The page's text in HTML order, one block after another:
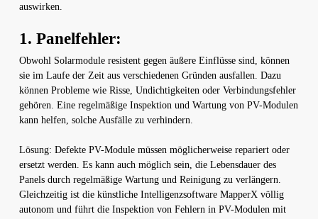
auswirken.
1. Panelfehler:
Obwohl Solarmodule resistent gegen äußere Einflüsse sind, können
sie im Laufe der Zeit aus verschiedenen Gründen ausfallen. Dazu
können Probleme wie Risse, Undichtigkeiten oder Verbindungsfehler
gehören. Eine regelmäßige Inspektion und Wartung von PV-Modulen
kann helfen, solche Ausfälle zu verhindern.
Lösung: Defekte PV-Module müssen möglicherweise repariert oder
ersetzt werden. Es kann auch möglich sein, die Lebensdauer des
Panels durch regelmäßige Wartung und Reinigung zu verlängern.
Gleichzeitig ist die künstliche Intelligenzsoftware MapperX völlig
autonom und führt die Inspektion von Fehlern in PV-Modulen mit